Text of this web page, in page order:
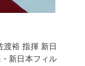
渡裕 指揮 新日
新日本フィル